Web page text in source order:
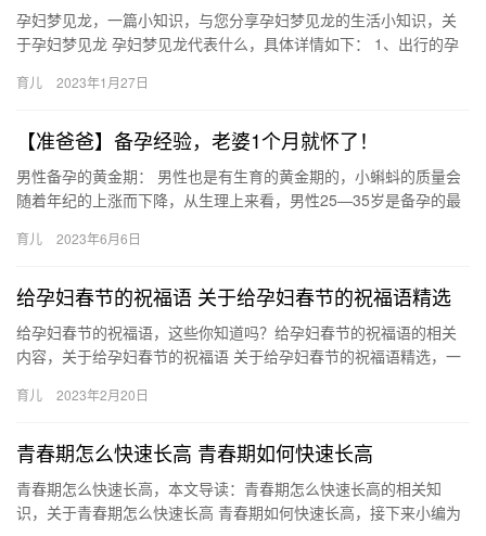
孕妇梦见龙，一篇小知识，与您分享孕妇梦见龙的生活小知识，关
于孕妇梦见龙 孕妇梦见龙代表什么，具体详情如下： 1、出行的孕
育儿 2023年1月27日
【准爸爸】备孕经验，老婆1个月就怀了！
男性备孕的黄金期： 男性也是有生育的黄金期的，小蝌蚪的质量会
随着年纪的上涨而下降，从生理上来看，男性25—35岁是备孕的最
育儿 2023年6月6日
给孕妇春节的祝福语 关于给孕妇春节的祝福语精选
给孕妇春节的祝福语，这些你知道吗？给孕妇春节的祝福语的相关
内容，关于给孕妇春节的祝福语 关于给孕妇春节的祝福语精选，一
妇…
育儿 2023年2月20日
青春期怎么快速长高 青春期如何快速长高
青春期怎么快速长高，本文导读：青春期怎么快速长高的相关知
识，关于青春期怎么快速长高 青春期如何快速长高，接下来小编为